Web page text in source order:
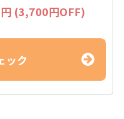
(3,700円OFF)
ック